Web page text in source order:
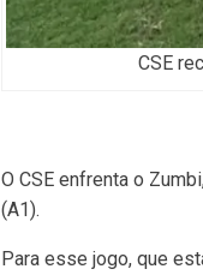
CSE
O CSE enfrenta o
(A1).
Para esse jogo, que